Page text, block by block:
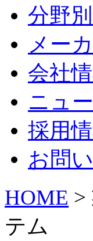
分野
メー
会社
ニュ
採用
お問
HOME >
テム